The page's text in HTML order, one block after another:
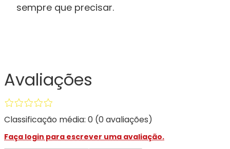
sempre que precisar.
Avaliações
Classificação média: 0 (0 avaliações)
Faça login para escrever uma avaliação.